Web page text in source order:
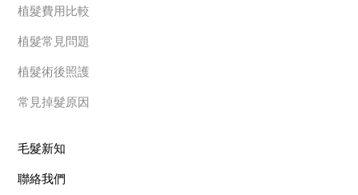
植髮費用比較
植髮常見問題
植髮術後照護
常見掉髮原因
毛髮新知
聯絡我們